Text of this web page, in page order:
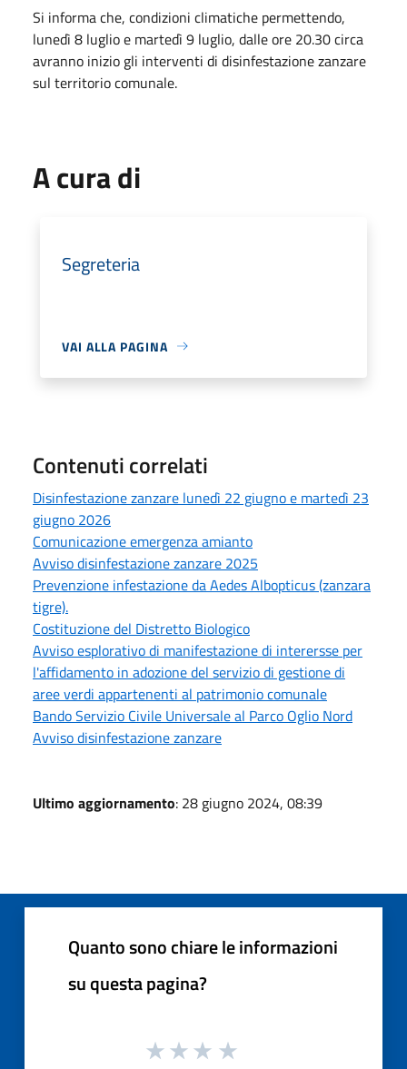
Si informa che, condizioni climatiche permettendo,
lunedì 8 luglio e martedì 9 luglio, dalle ore 20.30 circa
avranno inizio gli interventi di disinfestazione zanzare
sul territorio comunale.
A cura di
Segreteria
VAI ALLA PAGINA
Contenuti correlati
Disinfestazione zanzare lunedì 22 giugno e martedì 23
giugno 2026
Comunicazione emergenza amianto
Avviso disinfestazione zanzare 2025
Prevenzione infestazione da Aedes Albopticus (zanzara
tigre).
Costituzione del Distretto Biologico
Avviso esplorativo di manifestazione di interersse per
l'affidamento in adozione del servizio di gestione di
aree verdi appartenenti al patrimonio comunale
Bando Servizio Civile Universale al Parco Oglio Nord
Avviso disinfestazione zanzare
Ultimo aggiornamento: 28 giugno 2024, 08:39
Quanto sono chiare le informazioni
su questa pagina?